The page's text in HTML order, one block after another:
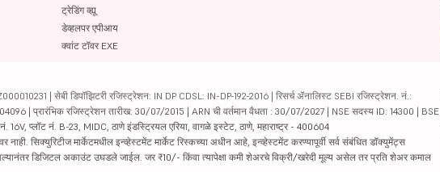
ट्रेडिंग व्ह्यू
डेव्हलपर एपीआय
क्वांट टॉवर EXE
| सेबी डिपॉझिटरी रजिस्ट्रेशन: IN DP CDSL: IN-DP-192-2016 | रिसर्च ॲनालिस्ट SEBI रजिस्ट्रेशन. नं.:
| प्रारंभिक रजिस्ट्रेशन तारीख: 30/07/2015 | ARN ची वर्तमान वैधता : 30/07/2027 | NSE सदस्य ID: 14300 | BSE
प्लॉट नं. B-23, MIDC, ठाणे इंडस्ट्रियल एरिया, वागळे इस्टेट, ठाणे, महाराष्ट्र - 400604
सिक्युरिटीज मार्केटमधील इन्व्हेस्टमेंट मार्केट रिस्कच्या अधीन आहे, इन्व्हेस्टमेंट करण्यापूर्वी सर्व संबंधित डॉक्युमेंट्स
डिजिटल अकाउंट उघडले जाईल. जर ₹10/- किंवा त्यापेक्षा कमी शेअरचे विक्री/खरेदी मूल्य असेल तर प्रति शेअर कमाल